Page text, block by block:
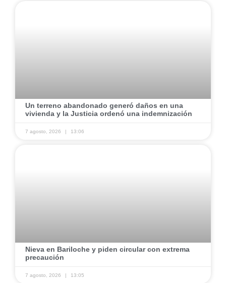
​Un terreno abandonado generó daños en una
vivienda y la Justicia ordenó una indemnización
7 agosto, 2026 13:06
​Nieva en Bariloche y piden circular con extrema
precaución
7 agosto, 2026 13:05